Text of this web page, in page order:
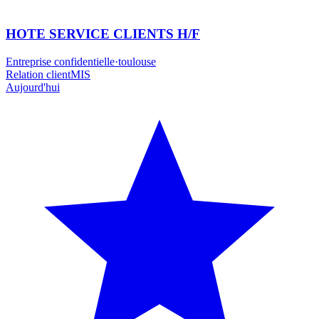
HOTE SERVICE CLIENTS H/F
Entreprise confidentielle·toulouse
Relation clientMIS
Aujourd'hui